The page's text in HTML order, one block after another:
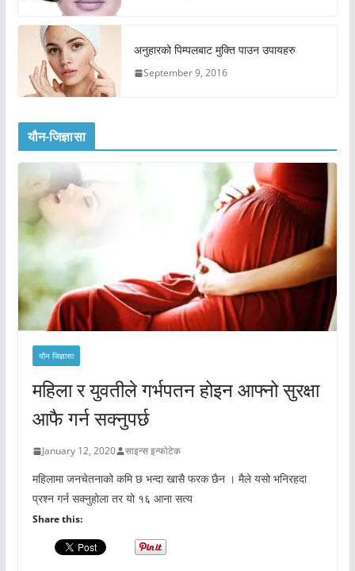
अनुहारको पिम्पलबाट मुक्ति पाउन उपायहरु
September 9, 2016
यौन-जिज्ञासा
यौन जिज्ञासा
महिला र युवतीले गर्भपतन होइन आफ्नो सुरक्षा
आफै गर्न सक्नुपर्छ
January 12, 2020 साइन्स इन्फोटेक
महिलामा जनचेतनाको कमि छ भन्दा खासै फरक छैन । मैले यसो भनिरहदा
प्रश्न गर्न सक्नुहोला तर यो १६ आना सत्य
Share this: